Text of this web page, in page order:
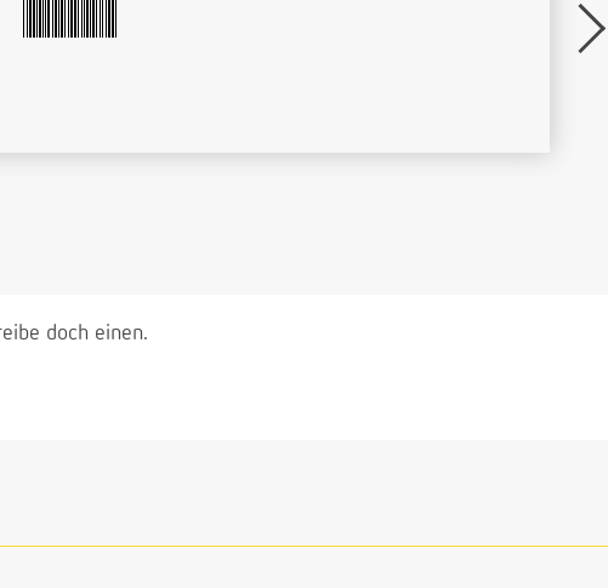
doch einen.